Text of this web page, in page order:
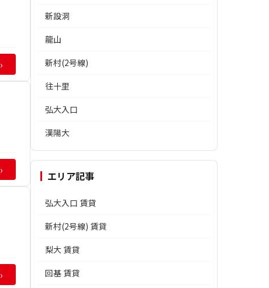
›
›
›
新設洞
龍山
新村(2号線)
往十里
弘大入口
漢陽大
エリア記事
弘大入口 賃貸
新村(2号線) 賃貸
梨大 賃貸
回基 賃貸